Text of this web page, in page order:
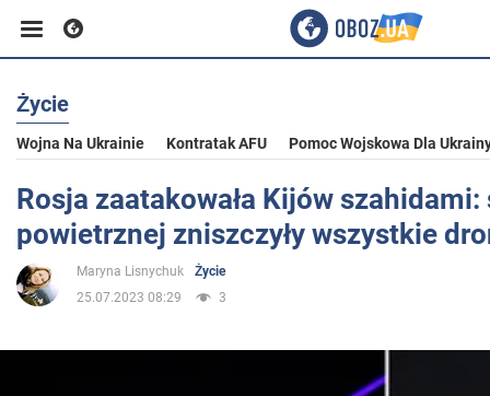
Biznes
Sport
Życie
Wojna Na Ukrainie Kontratak AFU Pomoc Wojskowa Dla
Rosja zaatakowała Kijów szahidami:
powietrznej zniszczyły wszystkie
Maryna Lisnychuk
Życie
25.07.2023 08:29
3